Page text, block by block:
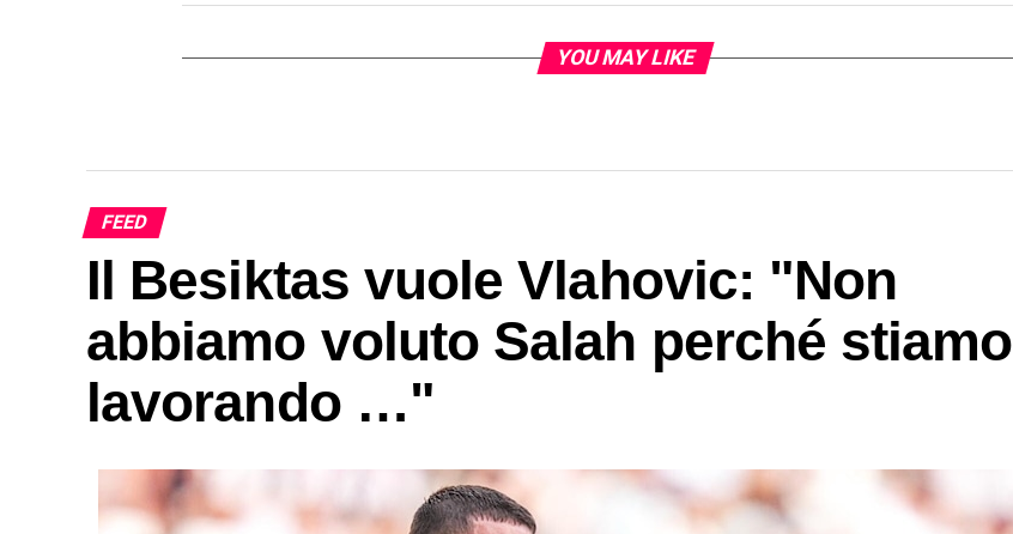
YOU MAY LIKE
FEED
Il Besiktas vuole Vlahovic: "Non
abbiamo voluto Salah perché stiamo
lavorando …"